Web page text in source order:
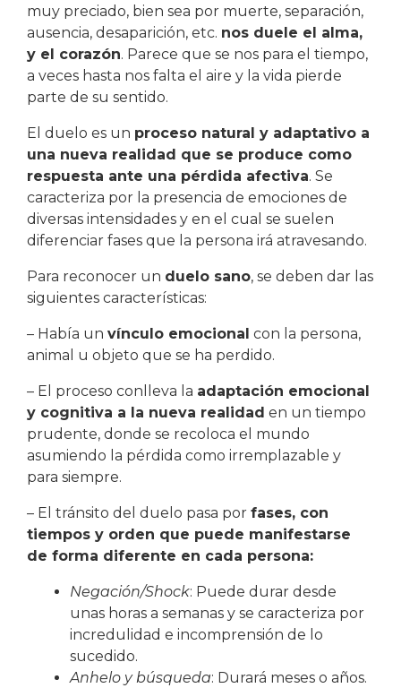
muy preciado, bien sea por muerte, separación,
ausencia, desaparición, etc. nos duele el alma,
y el corazón. Parece que se nos para el tiempo,
a veces hasta nos falta el aire y la vida pierde
parte de su sentido.
El duelo es un proceso natural y adaptativo a
una nueva realidad que se produce como
respuesta ante una pérdida afectiva. Se
caracteriza por la presencia de emociones de
diversas intensidades y en el cual se suelen
diferenciar fases que la persona irá atravesando.
Para reconocer un duelo sano, se deben dar las
siguientes características:
– Había un vínculo emocional con la persona,
animal u objeto que se ha perdido.
– El proceso conlleva la adaptación emocional
y cognitiva a la nueva realidad en un tiempo
prudente, donde se recoloca el mundo
asumiendo la pérdida como irremplazable y
para siempre.
– El tránsito del duelo pasa por fases, con
tiempos y orden que puede manifestarse
de forma diferente en cada persona:
Negación/Shock: Puede durar desde
unas horas a semanas y se caracteriza por
incredulidad e incomprensión de lo
sucedido.
Anhelo y búsqueda: Durará meses o años.